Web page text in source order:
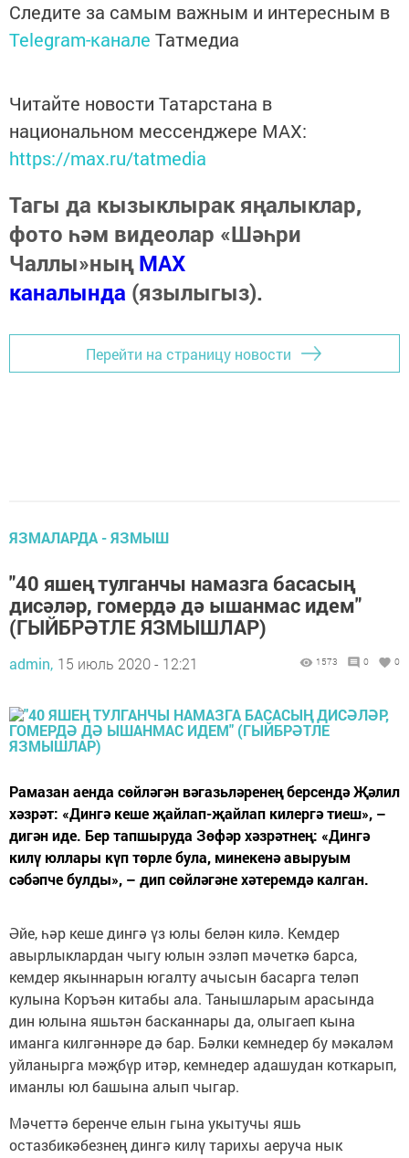
Следите за самым важным и интересным в
Telegram-канале Татмедиа
Читайте новости Татарстана в
национальном мессенджере MАХ:
https://max.ru/tatmedia
Тагы да кызыклырак яңалыклар,
фото һәм видеолар «Шәһри
Чаллы»ныңMAX
каналында (язылыгыз).
Перейти на страницу новости
ЯЗМАЛАРДА - ЯЗМЫШ
"40 яшең тулганчы намазга басасың
дисәләр, гомердә дә ышанмас идем"
(ГЫЙБРӘТЛЕ ЯЗМЫШЛАР)
admin, 15 июль 2020 - 12:21 1573 0 0
Рамазан аенда сөйләгән вәгазьләренең берсендә Җәлил
хәзрәт: «Дингә кеше җайлап-җайлап килергә тиеш», –
дигән иде. Бер тапшыруда Зөфәр хәзрәтнең: «Дингә
килү юллары күп төрле була, минекенә авыруым
сәбәпче булды», – дип сөйләгәне хәтеремдә калган.
Әйе, һәр кеше дингә үз юлы белән килә. Кемдер
авырлыклардан чыгу юлын эзләп мәчеткә барса,
кемдер якыннарын югалту ачысын басарга теләп
кулына Коръән китабы ала. Танышларым арасында
дин юлына яшьтән басканнары да, олыгаеп кына
иманга килгәннәре дә бар. Бәлки кемнедер бу мәкаләм
уйланырга мәҗбүр итәр, кемнедер адашудан коткарып,
иманлы юл башына алып чыгар.
Мәчеттә беренче елын гына укытучы яшь
остазбикәбезнең дингә килү тарихы аеруча нык